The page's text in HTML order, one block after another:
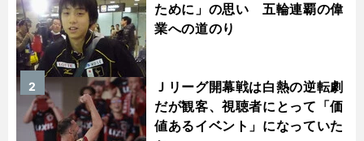
ために」の思い 五輪連覇の偉
業への道のり
Ｊリーグ開幕戦は白熱の逆転劇
だが観客、視聴者にとって「価
値あるイベント」になっていた
2